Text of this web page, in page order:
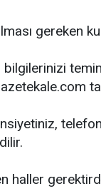
gereken
haller